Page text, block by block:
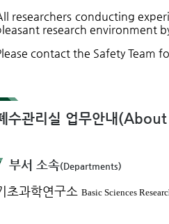
researchers conducting
research environment
contact the Safety Team
수관리실 업무안내 (About
부서 소속(Departments)
초과학연구소 Basic Sciences